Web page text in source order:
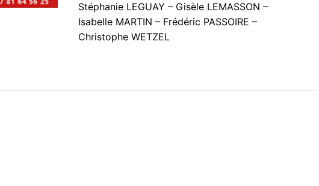
Stéphanie LEGUAY – Gisèle LEMASSON –
Isabelle MARTIN – Frédéric PASSOIRE –
Christophe WETZEL